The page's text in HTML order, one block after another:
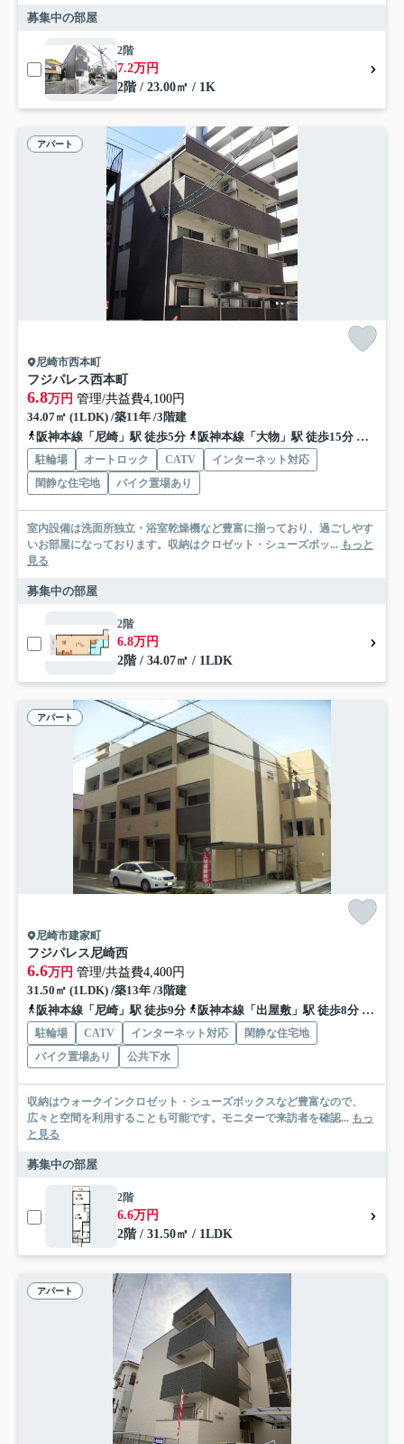
募集中の部屋
2階
7.2万円
2階 / 23.00㎡ / 1K
アパート
尼崎市西本町
フジパレス西本町
6.8万円 管理/共益費4,100円
34.07㎡ (1LDK) /築11年 /3階建
阪神本線「尼崎」駅 徒歩5分
阪神本線「大物」駅 徒歩15分 阪神本
駐輪場 オートロック CATV
インターネット対応
閑静な住宅地
バイク置場あり
室内設備は洗面所独立・浴室乾燥機など豊富に揃っており、過ごしやす
いお部屋になっております。収納はクロゼット・シューズボッ... もっと
見る
募集中の部屋
2階
6.8万円
2階 / 34.07㎡ / 1LDK
アパート
尼崎市建家町
フジパレス尼崎西
6.6万円 管理/共益費4,400円
31.50㎡ (1LDK) /築13年 /3階建
阪神本線「尼崎」駅 徒歩9分
阪神本線「出屋敷」駅 徒歩8分 東海
駐輪場 CATV インターネット対応
閑静な住宅地
バイク置場あり
公共下水
収納はウォークインクロゼット・シューズボックスなど豊富なので、
広々と空間を利用することも可能です。モニターで来訪者を確認... もっ
と見る
募集中の部屋
2階
6.6万円
2階 / 31.50㎡ / 1LDK
アパート